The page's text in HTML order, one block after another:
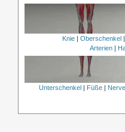
Knie Oberschenkel
Arterien
Unterschenkel Füße|